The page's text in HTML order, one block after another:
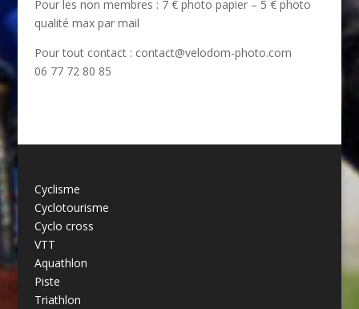
Pour les non membres : 7 € photo papier – 5 € photo
qualité max par mail
Pour tout contact : contact@velodom-photo.com
06 77 72 80 85
Cyclisme
Cyclotourisme
Cyclo cross
VTT
Aquathlon
Piste
Triathlon